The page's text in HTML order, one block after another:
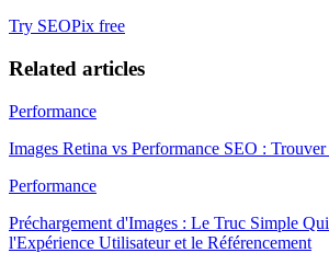
Try SEOPix free
Related articles
Performance
Images Retina vs Performance SEO :
Performance
Préchargement d'Images : Le Truc Simple
l'Expérience Utilisateur et le Référencement